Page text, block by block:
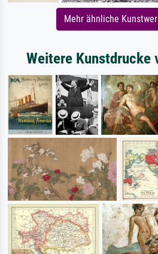
Mehr ähnliche
Weitere Kunstdrucke